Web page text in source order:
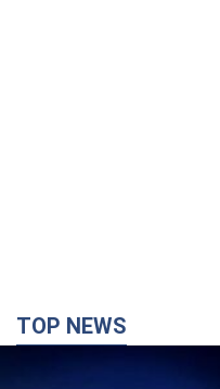
Києво-Печерську
"монстром"? Чому
зупиняти